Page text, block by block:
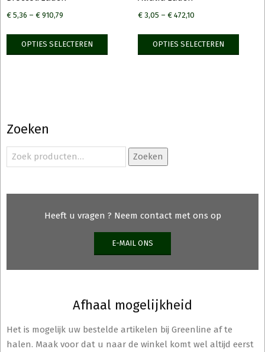
€ 5,36 – € 910,79
OPTIES SELECTEREN
Dit
gekozen
worden
de
productpagina
€3,05 – €472,10
OPTIES SELECTEREN
Dit
de
Zoeken
Zoeken
naar:
Zoeken
Heeft u vragen ? Neem contact met ons op
E-MAIL ONS
Afhaal mogelijkheid
Het is mogelijk uw bestelde artikelen bij Greenline af te
halen. Maak voor dat u naar de winkel komt wel altijd eerst